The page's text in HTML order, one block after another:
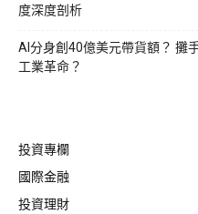
度深度剖析
AI分身創40億美元帶貨額？ 攤
工業革命？
投資專欄
國際金融
投資理財